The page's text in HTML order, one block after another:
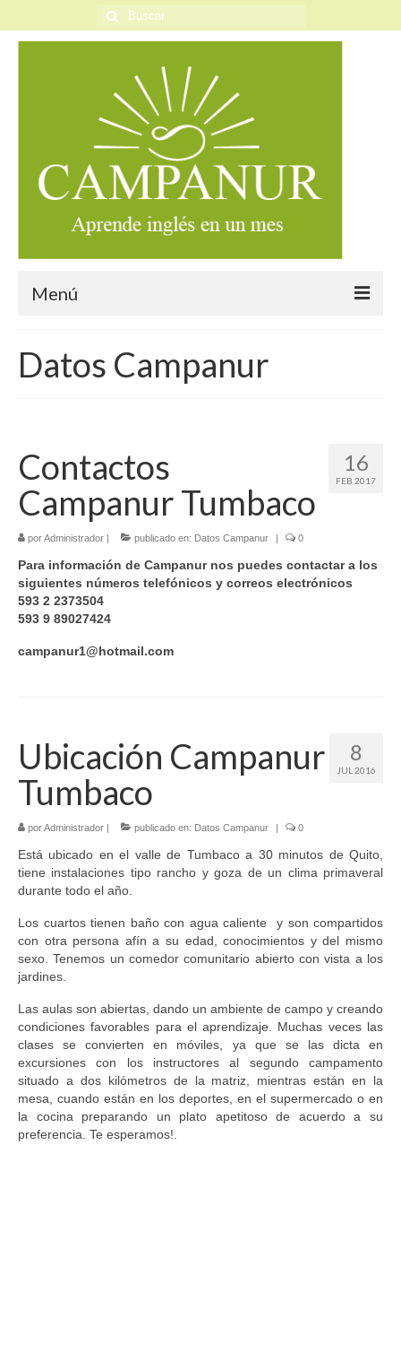
Buscar
por:
Menú
Visión Campanur Tumbaco
Ubicación Campanur Tumbaco
Contactos Campanur Tumbaco
Datos Campanur
16
FEB 2017
Contactos
Campanur Tumbaco
porAdministrador | publicado en: Datos Campanur | 0
Para información de Campanur nos puedes contactar a los
siguientes números telefónicos y correos electrónicos
593 2 2373504
593 9 89027424
campanur1@hotmail.com
8
JUL 2016
Ubicación Campanur
Tumbaco
porAdministrador | publicado en: Datos Campanur | 0
Está ubicado en el valle de Tumbaco a 30 minutos de Quito,
tiene instalaciones tipo rancho y goza de un clima primaveral
durante todo el año.
Los cuartos tienen baño con agua caliente y son compartidos
con otra persona afín a su edad, conocimientos y del mismo
sexo. Tenemos un comedor comunitario abierto con vista a los
jardines.
Las aulas son abiertas, dando un ambiente de campo y creando
condiciones favorables para el aprendizaje. Muchas veces las
clases se convierten en móviles, ya que se las dicta en
excursiones con los instructores al segundo campamento
situado a dos kilómetros de la matriz, mientras están en la
mesa, cuando están en los deportes, en el supermercado o en
la cocina preparando un plato apetitoso de acuerdo a su
preferencia. Te esperamos!.